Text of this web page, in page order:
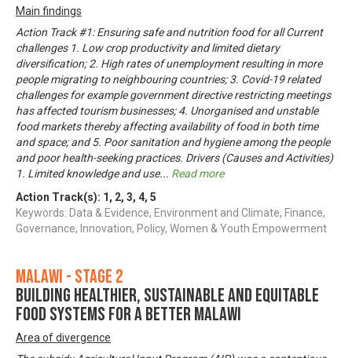
Main findings
Action Track #1: Ensuring safe and nutrition food for all Current
challenges 1. Low crop productivity and limited dietary
diversification; 2. High rates of unemployment resulting in more
people migrating to neighbouring countries; 3. Covid-19 related
challenges for example government directive restricting meetings
has affected tourism businesses; 4. Unorganised and unstable
food markets thereby affecting availability of food in both time
and space; and 5. Poor sanitation and hygiene among the people
and poor health-seeking practices. Drivers (Causes and Activities)
1. Limited knowledge and use... Read more
Action Track(s): 1 , 2, 3, 4, 5
Keywords: Data & Evidence, Environment and Climate, Finance,
Governance, Innovation, Policy, Women & Youth Empowerment
Malawi - Stage 2
Building Healthier, Sustainable and Equitable
Food Systems for a Better Malawi
Area of divergence